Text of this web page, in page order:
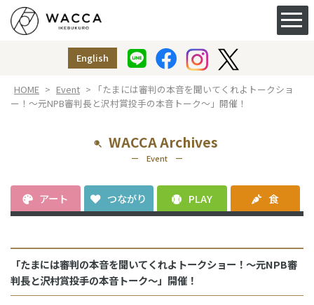
English
ACCESS&FACILITY
アクセス
（ベビー休憩室）
HOME > Event > 「たまには審判の本音を聞いてくれよトークショ
ー！〜元NPB審判長と沢村賞投手の本音トーク〜」開催！
WACCA Archives
ー Event ー
アート つながり PLAY 食
「たまには審判の本音を聞いてくれよトークショー！〜元NPB審
判長と沢村賞投手の本音トーク〜」開催！